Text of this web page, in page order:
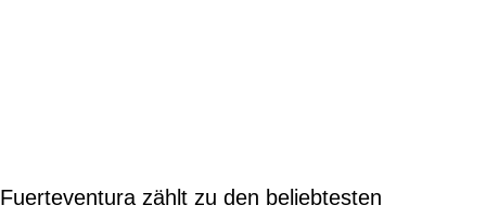
Fuerteventura zählt zu den beliebtesten